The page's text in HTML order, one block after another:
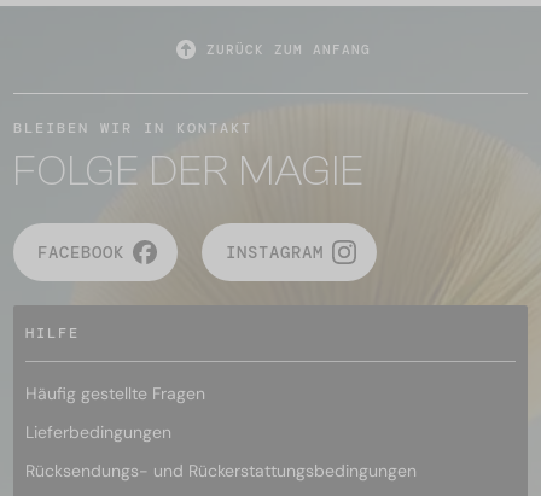
ZURÜCK ZUM ANFANG
BLEIBEN WIR IN KONTAKT
FOLGE DER MAGIE
FACEBOOK INSTAGRAM
HILFE
Häufig gestellte Fragen
Lieferbedingungen
Rücksendungs- und Rückerstattungsbedingungen